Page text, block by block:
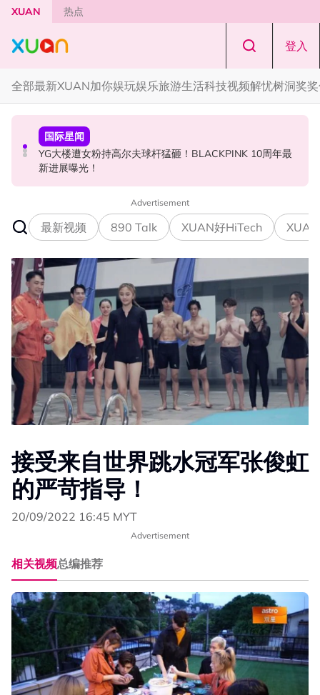
Skip to main content
XUAN 热点
登入
全部最新XUAN加你娱玩娱乐旅游生活科技视频解忧树洞奖
国际星闻
YG大楼遭女粉持高尔夫球杆猛砸！BLACKPINK 10周年最
新进展曝光！
中港台新
Jaclyn Victor现身《歌手2026》现场！遭粉丝野生捕获要
求合照！
节庆
知多点 | 2026 农历七月鬼门开！10 大禁忌宁可信其有 少
穿全黑、全白
Advertisement
最新视频 890 Talk XUAN好HiTech
接受来自世界跳水冠军张俊虹
的严苛指导！
20/09/2022 16:45 MYT
Advertisement
相关视频总编推荐